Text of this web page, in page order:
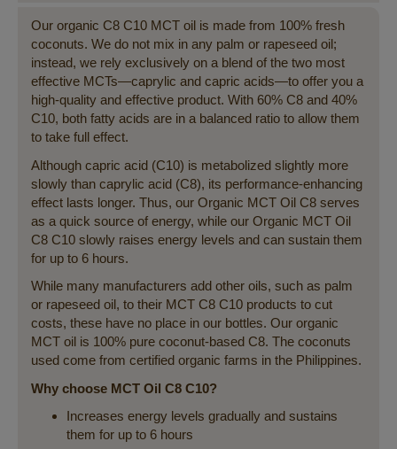
Our organic C8 C10 MCT oil is made from 100% fresh
coconuts. We do not mix in any palm or rapeseed oil;
instead, we rely exclusively on a blend of the two most
effective MCTs—caprylic and capric acids—to offer you a
high-quality and effective product. With 60% C8 and 40%
C10, both fatty acids are in a balanced ratio to allow them
to take full effect.
Although capric acid (C10) is metabolized slightly more
slowly than caprylic acid (C8), its performance-enhancing
effect lasts longer. Thus, our Organic MCT Oil C8 serves
as a quick source of energy, while our Organic MCT Oil
C8 C10 slowly raises energy levels and can sustain them
for up to 6 hours.
While many manufacturers add other oils, such as palm
or rapeseed oil, to their MCT C8 C10 products to cut
costs, these have no place in our bottles. Our organic
MCT oil is 100% pure coconut-based C8. The coconuts
used come from certified organic farms in the Philippines.
Why choose MCT Oil C8 C10?
Increases energy levels gradually and sustains
them for up to 6 hours